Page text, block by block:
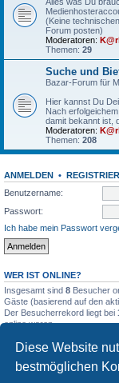
Diese Website
bestmöglichen
(Keine
Forum posten)
Moderatoren:
Themen: 29
Suche und
Bazar-Forum für
Hier kannst Du
Nach
damit bekannt ist,
Moderatoren:
Themen: 208
ANMELDEN •
Benutzername:
Passwort:
Ich habe mein Passwort
WER IST ONLINE?
Insgesamt sind 8 Besucher
Gäste (basierend auf den
Der Besucherrekord liegt bei
online waren.
STATISTIK
Beiträge insgesamt4515 •
neuestes Mitglied: